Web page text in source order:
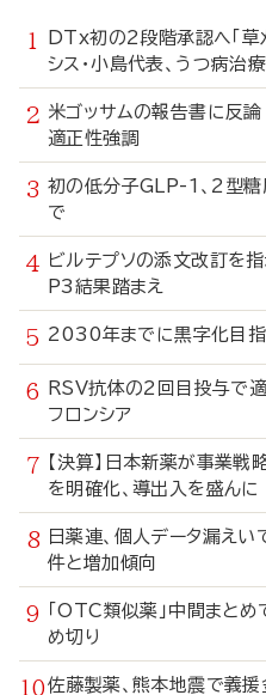
DTx初の2段階承認へ「
シス・小島代表、うつ病治
米ゴッサムの報告書に反
適正性強調
初の低分子GLP-1、2型
で
ビルテプソの添文改訂
P3結果踏まえ
2030年までに黒字化目
RSV抗体の2回目投与で
フロンシア
【決算】日本新薬が事業
を明確化、導出入を盛んに
日薬連、個人データ漏
件と増加傾向
「OTC類似薬」中間ま
め切り
佐藤製薬、熊本地震で義